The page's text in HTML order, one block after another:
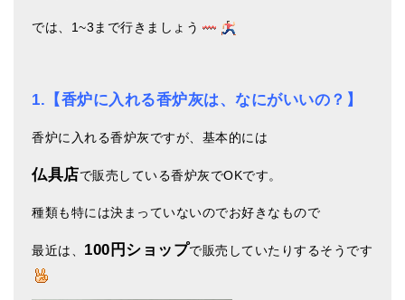
ブログ
では、1~3まで行きましょう
1.【香炉に入れる香炉灰は、なにがいいの？】
香炉に入れる香炉灰ですが、基本的には
仏具店で販売している香炉灰でOKです。
種類も特には決まっていないのでお好きなもので
最近は、 100円ショップで販売していたりするそうです